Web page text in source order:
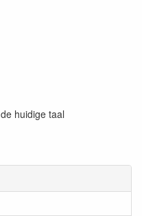
huidige taal